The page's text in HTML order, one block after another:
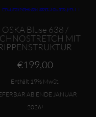
Dieses Produkt weist mehrere Varianten auf. Die Optionen können auf der Produktseite gewählt werden
OSKA Bluse 638 /
MIT
€199,00
Enthält 19% MwSt.
AB ENDE JANUAR
2026!